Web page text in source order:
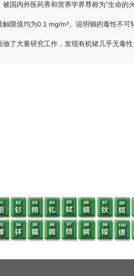
国内外医药界和营养学界尊称为“生命的
限值均为0.1 mg/m³。说明铟的毒性不可
了大量研究工作，发现有机锗几乎无毒性